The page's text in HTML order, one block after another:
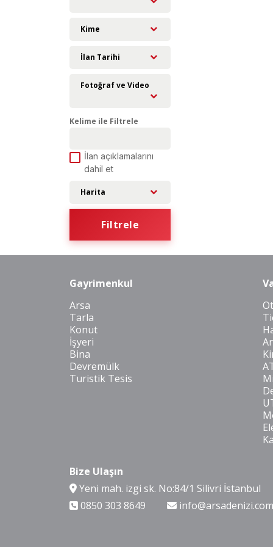
Kime
İlan Tarihi
Fotoğraf ve Video
Kelime ile Filtrele
İlan açıklamalarını
dahil et
Harita
Filtrele
Gayrimenkul
Arsa
Tarla
Konut
İşyeri
Bina
Devremülk
Turistik Tesis
Bize Ulaşın
Yeni mah. izgi sk. No:84/1 Silivri İstanbul
0850 303 8649
info@arsadenizi.com